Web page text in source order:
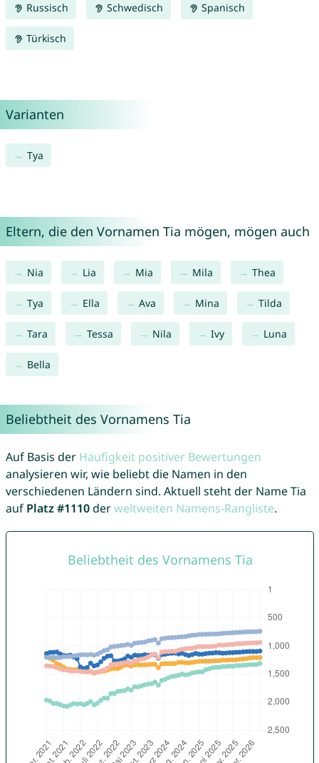
Russisch Schwedisch Spanisch
Türkisch
Varianten
Tya
Eltern, die den Vornamen Tia mögen, mögen auch
Nia Lia Mia Mila Thea
Tya Ella Ava Mina Tilda
Tara Tessa Nila Ivy Luna
Bella
Beliebtheit des Vornamens Tia
Auf Basis der Häufigkeit positiver Bewertungen
analysieren wir, wie beliebt die Namen in den
verschiedenen Ländern sind. Aktuell steht der Name Tia
auf Platz #1110derweltweiten Namens-Rangliste.